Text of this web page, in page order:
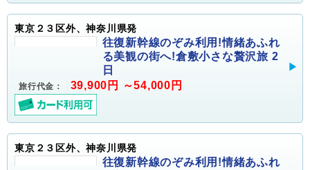
東京２３区外、神奈川県発
往復新幹線のぞみ利用!情緒あふれ
る美観の街へ!倉敷小さな贅沢旅 2
日
旅行代金： 39,900円 ～54,000円
東京２３区外、神奈川県発
往復新幹線のぞみ利用!情緒あふれ